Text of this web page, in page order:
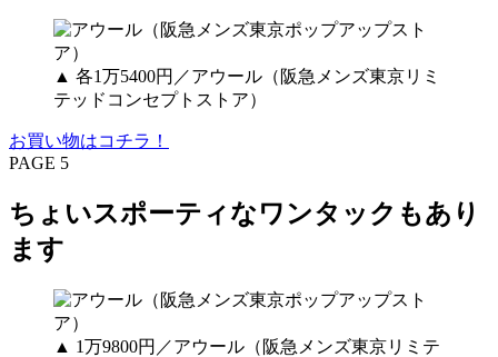
▲ 各1万5400円／アウール（阪急メンズ東京リミ
テッドコンセプトストア）
お買い物はコチラ！
PAGE 5
ちょいスポーティなワンタックもあり
ます
▲ 1万9800円／アウール（阪急メンズ東京リミテ